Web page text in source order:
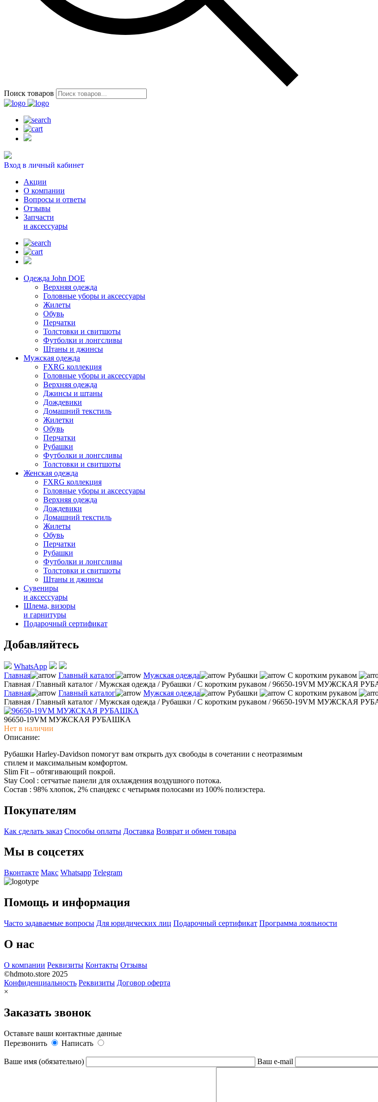
Поиск товаров
Вход в личный кабинет
Акции
О компании
Вопросы и ответы
Отзывы
Запчасти
и аксессуары
Одежда John DOE
Верхняя одежда
Головные уборы и аксессуары
Жилеты
Обувь
Перчатки
Толстовки и свитшоты
Футболки и лонгсливы
Штаны и джинсы
Мужская одежда
FXRG коллекция
Головные уборы и аксессуары
Верхняя одежда
Джинсы и штаны
Дождевики
Домашний текстиль
Жилетки
Обувь
Перчатки
Рубашки
Футболки и лонгсливы
Толстовки и свитшоты
Женская одежда
FXRG коллекция
Головные уборы и аксессуары
Верхняя одежда
Дождевики
Домашний текстиль
Жилеты
Обувь
Перчатки
Рубашки
Футболки и лонгсливы
Толстовки и свитшоты
Штаны и джинсы
Сувениры
и аксессуары
Шлема, визоры
и гарнитуры
Подарочный сертификат
Добавляйтесь
WhatsApp
Главная
Главный каталог Мужская одежда Рубашки С коротким рукавом
Главная /Главный каталог /Мужская одежда /Рубашки /С коротким рукавом /96650-19VM МУЖСКАЯ
Главная
Главный каталог Мужская одежда Рубашки С коротким рукавом
Главная /Главный каталог /Мужская одежда /Рубашки /С коротким рукавом /96650-19VM МУЖСКАЯ
96650-19VM МУЖСКАЯ РУБАШКА
Нет в наличии
Описание:
Рубашки Harley-Davidson помогут вам открыть дух свободы в сочетании с неотразимым
стилем и максимальным комфортом.
Slim Fit – обтягивающий покрой.
Stay Cool : сетчатые панели для охлаждения воздушного потока.
Состав : 98% хлопок, 2% спандекс с четырьмя полосами из 100% полиэстера.
Покупателям
Как сделать заказ Способы оплаты Доставка Возврат и обмен товара
Мы в соцсетях
Вконтакте Макс Whatsapp Telegram
Помощь и информация
Часто задаваемые вопросы Для юридических лиц Подарочный сертификат Программа лояльности
О нас
О компании Реквизиты Контакты Отзывы
©hdmoto.store 2025
Конфиденциальность Реквизиты Договор оферта
×
Заказать звонок
Оставьте ваши контактные данные
Перезвонить
Написать
Ваше имя (обязательно) Ваш e-mail